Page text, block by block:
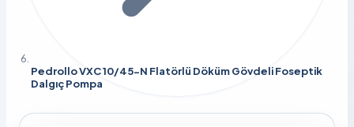
Pedrollo VXC 10/45-N Flatörlü Döküm Gövdeli Foseptik
Dalgıç Pompa